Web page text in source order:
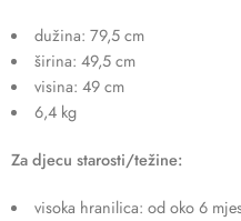
dužina: 79,5 cm
širina: 49,5 cm
visina: 49 cm
6,4 kg
Za djecu starosti/težine:
visoka hranilica: od oko 6